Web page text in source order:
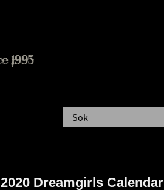
2020 Dreamgirls Calendar